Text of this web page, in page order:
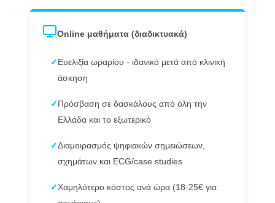
Online μαθήματα (διαδικτυακά)
✓ Ευελιξία ωραρίου - ιδανικό μετά από κλινική
άσκηση
✓ Πρόσβαση σε δασκάλους από όλη την
Ελλάδα και το εξωτερικό
✓Διαμοιρασμός ψηφιακών σημειώσεων,
σχημάτων και ECG/case studies
✓Χαμηλότερο κόστος ανά ώρα (18-25€ για